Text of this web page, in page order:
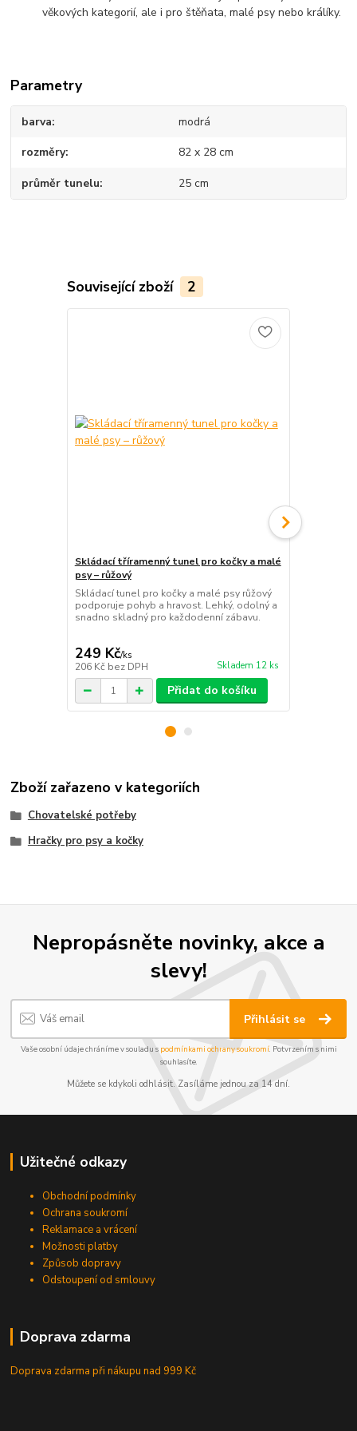
věkových kategorií, ale i pro štěňata, malé psy nebo králíky.
Parametry
barva modrá
rozměry 82 x 28 cm
průměr tunelu 25 cm
Související zboží 2
Skládací tříramenný tunel pro kočky a malé
psy – růžový
Skládací tunel pro kočky a malé psy růžový
podporuje pohyb a hravost. Lehký, odolný a
snadno skladný pro každodenní zábavu.
249 Kč/ks
206 Kč bez DPH Skladem 12 ks
Přidat do košíku
Zboží zařazeno v kategoriích
Chovatelské potřeby
Hračky pro psy a kočky
Nepropásněte novinky, akce a
slevy!
Přihlásit se
Vaše osobní údaje chráníme v souladu s podmínkami ochrany soukromí. Potvrzením s nimi
souhlasíte.
Můžete se kdykoli odhlásit. Zasíláme jednou za 14 dní.
Užitečné odkazy
Obchodní podmínky
Ochrana soukromí
Reklamace a vrácení
Možnosti platby
Způsob dopravy
Odstoupení od smlouvy
Doprava zdarma
Doprava zdarma při nákupunad 999 Kč